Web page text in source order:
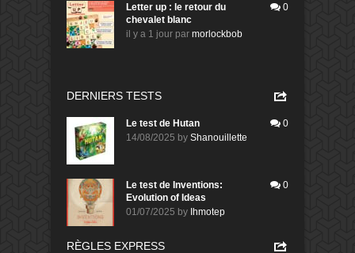
Letter up : le retour du
chevalet blanc
il y a 1 jour par morlockbob
0
DERNIERS TESTS
Le test de Hutan
14/08/2025 by Shanouillette
0
Le test de Inventions:
Evolution of Ideas
01/07/2025 by Ihmotep
0
RÈGLES EXPRESS